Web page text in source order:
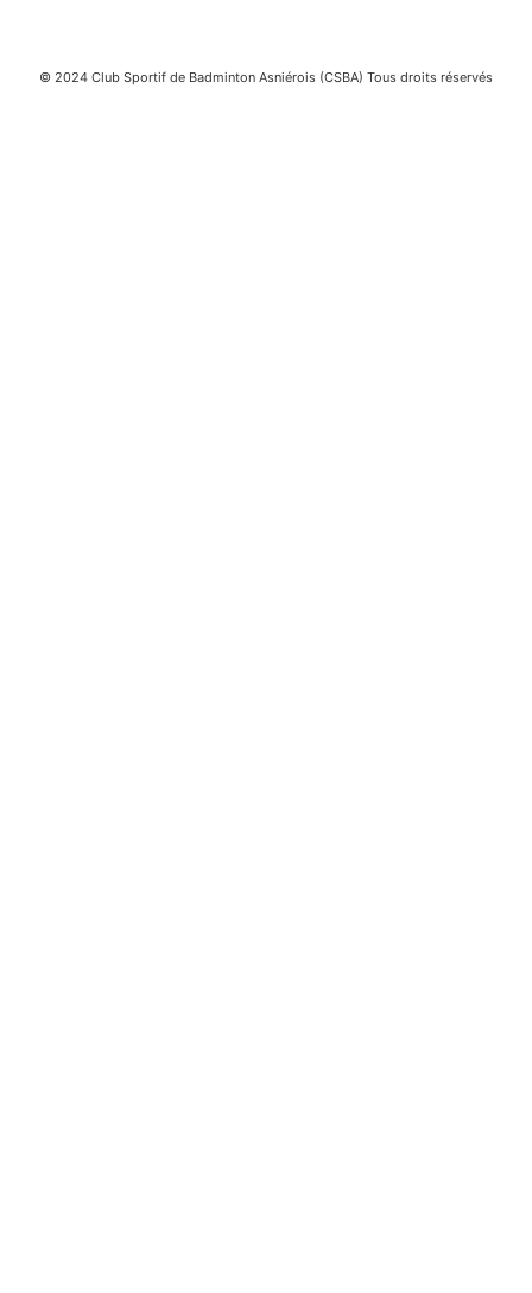
© 2024 Club Sportif de Badminton Asniérois (CSBA) Tous droits réservés